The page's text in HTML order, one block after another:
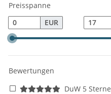
Preisspanne
EUR
Bewertungen
DuW 5 Sterne